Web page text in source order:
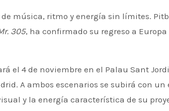
305, ha confirmado su regreso a
el 4 de noviembre en el Palau Sant
A ambos escenarios se subirá con un
y la energía característica de su